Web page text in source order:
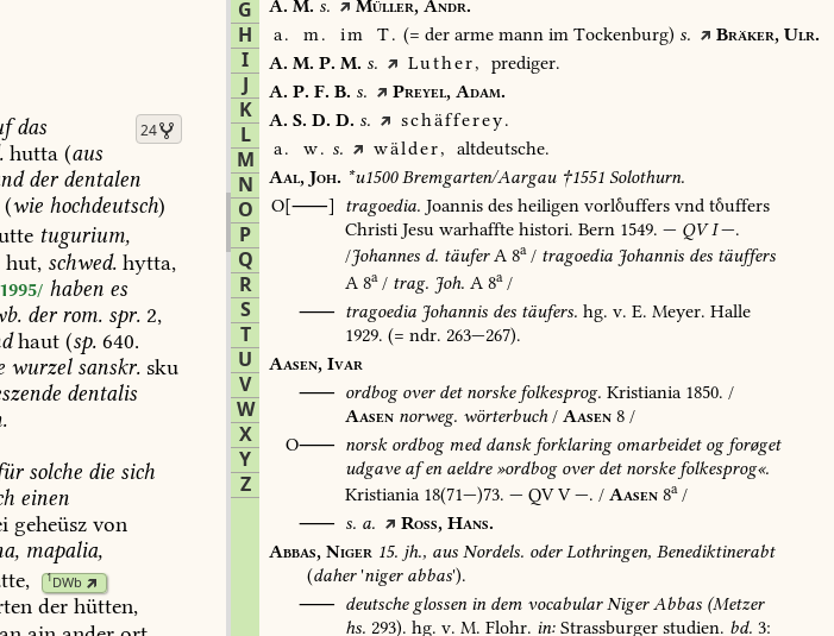
24
das
hutta (aus
derdentalen
(wie hochdeutsch)
tugurium,
hut, schwed. hytta,
haben es
derrom. spr. 2,
haut (sp. 640.
wurzelsanskr. sku
dentalis
solche die sich
einen
geheüsz von
mapalia,
, 1DWb
der hütten,
G
H
I
J
K
L
M
N
O
P
Q
R
S
T
U
V
W
X
Y
Z
A. M. s. Müller, Andr.
a.
m. im T. (= der arme mann im Tockenburg) s. Bräker, Ulr.
A. M. P. M. s. Luther,
prediger.
A. P. F. B. s. Preyel, Adam.
A. S. D. D. s.
schäfferey.
a.
w. s. wälder,
altdeutsche.
Aal, Joh. *u1500Bremgarten/Aargau†1551 Solothurn.
O[⸺]
tragoedia. Joannis des heiligen vorluffers vnd tuffers
Christi Jesu warhaffte histori. Bern 1549. — QVI—.
/Johannes d. täuferA 8a/ tragoedia Johannis des täuffers
A 8a/ trag. Joh. A 8a/
⸺ tragoedia Johannis des täufers. hg. v. E. Meyer. Halle
1929. (= ndr. 263—267).
Aasen, Ivar
⸺ ordbogoverdetnorskefolkesprog. Kristiania 1850. /
Aasen norweg. wörterbuch/ Aasen 8 /
O⸺ norskordbogmeddanskforklaringomarbeidetogforøget
udgaveafenaeldre»ordbogoverdetnorskefolkesprog«.
Kristiania 18(71—)73. — QVV—. / Aasen 8a/
⸺ s. a. Ross, Hans.
Abbas, Niger 15. jh., aus Nordels. oderLothringen, Benediktinerabt
(daher'nigerabbas').
⸺ deutscheglossenindem vocabularNigerAbbas (Metzer
hs. 293). hg. v. M. Flohr. in: Strassburger studien. bd. 3: